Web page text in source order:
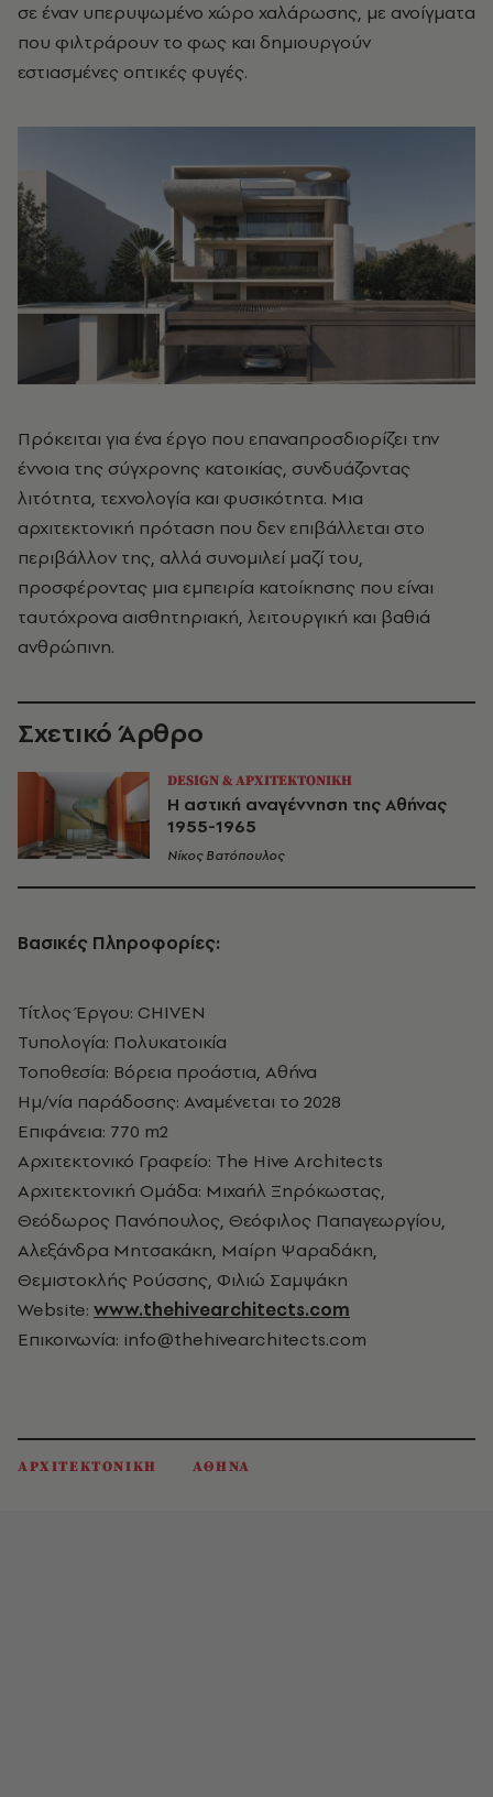
σε έναν υπερυψωμένο χώρο χαλάρωσης, με ανοίγματα
που φιλτράρουν το φως και δημιουργούν
εστιασμένες οπτικές φυγές.
Πρόκειται για ένα έργο που επαναπροσδιορίζει την
έννοια της σύγχρονης κατοικίας, συνδυάζοντας
λιτότητα, τεχνολογία και φυσικότητα. Μια
αρχιτεκτονική πρόταση που δεν επιβάλλεται στο
περιβάλλον της, αλλά συνομιλεί μαζί του,
προσφέροντας μια εμπειρία κατοίκησης που είναι
ταυτόχρονα αισθητηριακή, λειτουργική και βαθιά
ανθρώπινη.
Σχετικό Άρθρο
DESIGN & ΑΡΧΙΤΕΚΤΟΝΙΚΗ
Η αστική αναγέννηση της Αθήνας
1955-1965
Νίκος Βατόπουλος
Βασικές Πληροφορίες:
Τίτλος Έργου: CHIVEN
Τυπολογία: Πολυκατοικία
Τοποθεσία: Βόρεια προάστια, Αθήνα
Ημ/νία παράδοσης: Αναμένεται το 2028
Επιφάνεια: 770 m2
Αρχιτεκτονικό Γραφείο: The Hive Architects
Αρχιτεκτονική Ομάδα: Μιχαήλ Ξηρόκωστας,
Θεόδωρος Πανόπουλος, Θεόφιλος Παπαγεωργίου,
Αλεξάνδρα Μητσακάκη, Μαίρη Ψαραδάκη,
Θεμιστοκλής Ρούσσης, Φιλιώ Σαμψάκη
Website: www.thehivearchitects.com
Επικοινωνία: info@thehivearchitects.com
ΑΡΧΙΤΕΚΤΟΝΙΚΗ ΑΘΗΝΑ